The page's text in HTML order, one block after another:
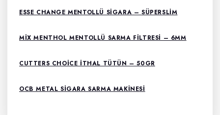
ESSE CHANGE MENTOLLÜ SIGARA – SÜPERSLIM
MIX MENTHOL MENTOLLÜ SARMA FILTRESI – 6MM
CUTTERS CHOICE ITHAL TÜTÜN – 50GR
OCB METAL SIGARA SARMA MAKINESI